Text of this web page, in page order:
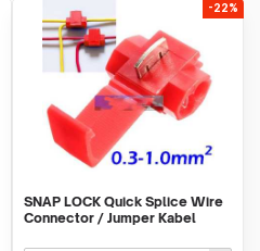
-22%
SNAP LOCK Quick Splice Wire
Connector / Jumper Kabel